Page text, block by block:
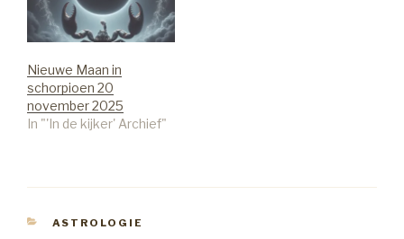
Nieuwe Maan in
schorpioen 20
november 2025
In "'In de kijker' Archief"
CATEGORIEËN
ASTROLOGIE